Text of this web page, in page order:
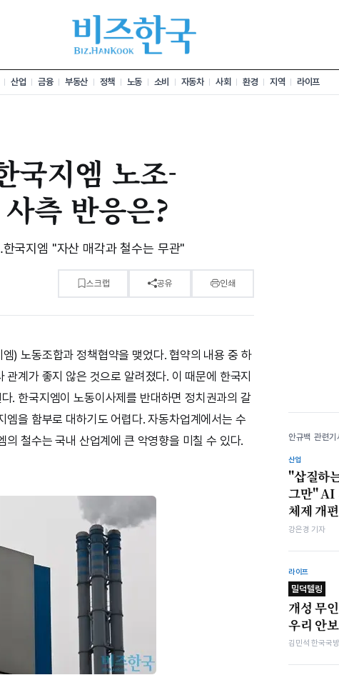
산업 금융 부동산 정책 노동 소비 자동차 사회 환경 지역 라이프
국지엠 노조-
측 반응은?
국지엠 "자산 매각과 철수는 무관"
스크랩 공유 인쇄
) 노동조합과 정책협약을 맺었다. 협약의 내용 중 하
계가 좋지 않은 것으로 알려졌다. 이 때문에 한국지
. 한국지엠이 노동이사제를 반대하면 정치권과의 갈
을 함부로 대하기도 어렵다. 자동차업계에서는 수
철수는 국내 산업계에 큰 악영향을 미칠 수 있다.
안규백 관련기
산업
"삽질하
그만" AI
체제 개
강은경 기자
라이프
밀덕텔링
개성 무
우리 안
김민석 한국국